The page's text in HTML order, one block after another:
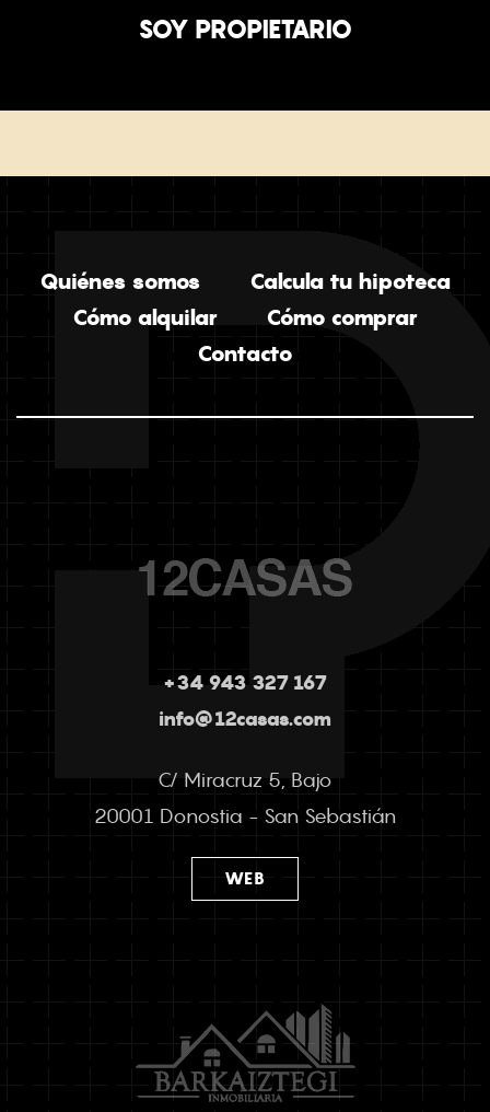
SOY PROPIETARIO
Quiénes somos
Calcula tu hipoteca
Cómo alquilar
Cómo comprar
Contacto
+34 943 327 167
info@12casas.com
C/ Miracruz 5, Bajo
20001 Donostia - San Sebastián
WEB